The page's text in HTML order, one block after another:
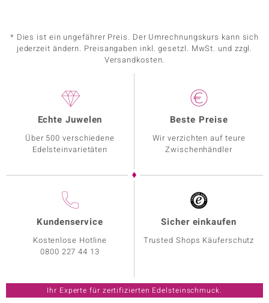
* Dies ist ein ungefährer Preis. Der Umrechnungskurs kann sich
jederzeit ändern. Preisangaben inkl. gesetzl. MwSt. und zzgl.
Versandkosten.
Echte Juwelen
Über 500 verschiedene
Edelsteinvarietäten
Beste Preise
Wir verzichten auf teure
Zwischenhändler
Kundenservice
Kostenlose Hotline
0800 227 44 13
Sicher einkaufen
Trusted Shops Käuferschutz
Ihr Experte für zertifizierten Edelsteinschmuck.